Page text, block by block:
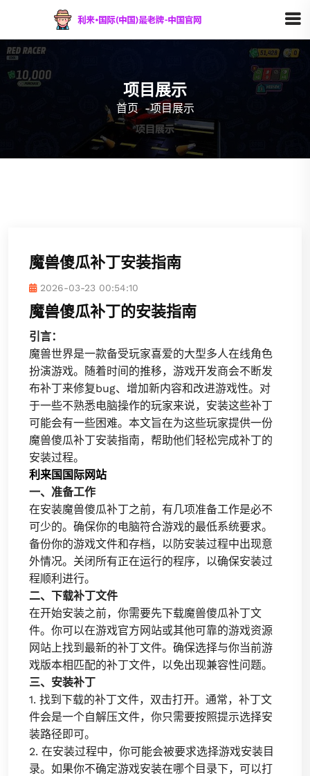
项目展示
首页 -项目展示
魔兽傻瓜补丁安装指南
2026-03-23 00:54:10
魔兽傻瓜补丁的安装指南
引言：
魔兽世界是一款备受玩家喜爱的大型多人在线角色
扮演游戏。随着时间的推移，游戏开发商会不断发
布补丁来修复bug、增加新内容和改进游戏性。对
于一些不熟悉电脑操作的玩家来说，安装这些补丁
可能会有一些困难。本文旨在为这些玩家提供一份
魔兽傻瓜补丁安装指南，帮助他们轻松完成补丁的
安装过程。
利来国国际网站
一、准备工作
在安装魔兽傻瓜补丁之前，有几项准备工作是必不
可少的。确保你的电脑符合游戏的最低系统要求。
备份你的游戏文件和存档，以防安装过程中出现意
外情况。关闭所有正在运行的程序，以确保安装过
程顺利进行。
二、下载补丁文件
在开始安装之前，你需要先下载魔兽傻瓜补丁文
件。你可以在游戏官方网站或其他可靠的游戏资源
网站上找到最新的补丁文件。确保选择与你当前游
戏版本相匹配的补丁文件，以免出现兼容性问题。
三、安装补丁
1. 找到下载的补丁文件，双击打开。通常，补丁文
件会是一个自解压文件，你只需要按照提示选择安
装路径即可。
2. 在安装过程中，你可能会被要求选择游戏安装目
录。如果你不确定游戏安装在哪个目录下，可以打